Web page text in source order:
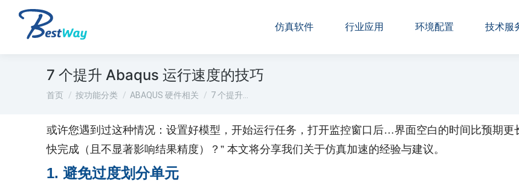
仿真软件 行业应用 环境配置 技术服
7 个提升 Abaqus 运行速度的技巧​
您在这里：
首页 按功能分类 ABAQUS 硬件相关 7 个提升…
或许您遇到过这种情况：设置好模型，开始运行任务，打开监控窗口后…界面空白的时间比预期更
快完成（且不显著影响结果精度）？” 本文将分享我们关于仿真加速的经验与建议。
1. 避免过度划分单元​